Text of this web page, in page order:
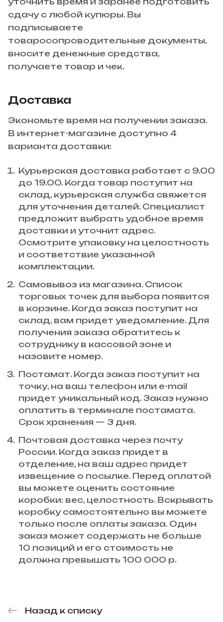
сдачу с любой купюры. Вы
подписываете
товаросопроводительные документы,
вносите денежные средства,
получаете товар и чек.
Доставка
Экономьте время на получении заказа.
В интернет-магазине доступно 4
варианта доставки:
Курьерская доставка работает с 9.00
до 19.00. Когда товар поступит на
склад, курьерская служба свяжется
для уточнения деталей. Специалист
предложит выбрать удобное время
доставки и уточнит адрес.
Осмотрите упаковку на целостность
и соответствие указанной
комплектации.
Самовывоз из магазина. Список
торговых точек для выбора появится
в корзине. Когда заказ поступит на
склад, вам придет уведомление. Для
получения заказа обратитесь к
сотруднику в кассовой зоне и
назовите номер.
Постамат. Когда заказ поступит на
точку, на ваш телефон или e-mail
придет уникальный код. Заказ нужно
оплатить в терминале постамата.
Срок хранения — 3 дня.
Почтовая доставка через почту
России. Когда заказ придет в
отделение, на ваш адрес придет
извещение о посылке. Перед оплатой
вы можете оценить состояние
коробки: вес, целостность. Вскрывать
коробку самостоятельно вы можете
только после оплаты заказа. Один
заказ может содержать не больше
10 позиций и его стоимость не
должна превышать 100 000 р.
Назад к списку